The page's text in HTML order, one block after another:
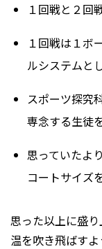
１回戦と２回
１回戦は１ボ
ルシステムと
スポーツ探究
専念する生徒
思っていたよ
コートサイズ
思った以上に盛
温を吹き飛ばす